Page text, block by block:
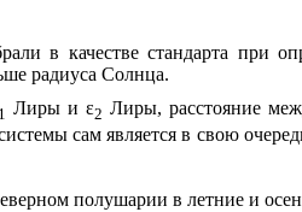
в качестве стандарта при
радиуса Солнца.
1 Лиры и ε2 Лиры, расстояние
сам является в свою
полушарии в летние и